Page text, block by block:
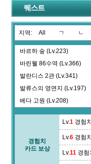
퀘스트
지역: All ㄱ ㄴ
바르하 숲 (Lv.223)
바린웰 86수역 (Lv.366)
발란디스 2관 (Lv.341)
발류스의 영면지 (Lv.197)
베다 고원 (Lv.208)
베르크티 광장 (Lv.184)
별의 탑 12층 (Lv.379)
별의 탑 21층 (Lv.386)
보코르 마스터의 집 (Lv.0)
경험치
카드 보상
Lv.1 경험
Lv.6 경험
Lv.11 경험